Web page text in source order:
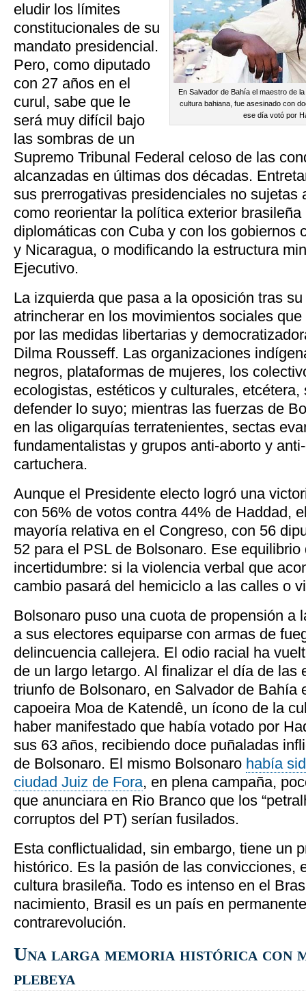
En Salvador de Bahía el maestro de
cultura bahiana, fue asesinado con
ese día votó por
eludir los límites
constitucionales de su
mandato presidencial.
Pero, como diputado
con 27 años en el
curul, sabe que le
será muy difícil bajo
las sombras de un
Supremo Tribunal Federal celoso de las
alcanzadas en últimas dos décadas.
sus prerrogativas presidenciales no sujetas
como reorientar la política exterior
diplomáticas con Cuba y con los gobiernos
y Nicaragua, o modificando la estructura
Ejecutivo.
La izquierda que pasa a la oposición tras
atrincherar en los movimientos sociales
por las medidas libertarias y
Dilma Rousseff. Las organizaciones
negros, plataformas de mujeres, los
ecologistas, estéticos y culturales, etcétera,
defender lo suyo; mientras las fuerzas de
en las oligarquías terratenientes, sectas
fundamentalistas y grupos anti-aborto y
cartuchera.
Aunque el Presidente electo logró una
con 56% de votos contra 44% de Haddad,
mayoría relativa en el Congreso, con 56
52 para el PSL de Bolsonaro. Ese
incertidumbre: si la violencia verbal que
cambio pasará del hemiciclo a las calles o
Bolsonaro puso una cuota de propensión a
a sus electores equiparse con armas de
delincuencia callejera. El odio racial ha
de un largo letargo. Al finalizar el día de las
triunfo de Bolsonaro, en Salvador de Bahía
capoeira Moa de Katendê, un ícono de la
haber manifestado que había votado por
sus 63 años, recibiendo doce puñaladas
de Bolsonaro. El mismo Bolsonaro había
ciudad Juiz de Fora, en plena campaña,
que anunciara en Rio Branco que los
corruptos del PT) serían fusilados.
Esta conflictualidad, sin embargo, tiene un
histórico. Es la pasión de las convicciones,
cultura brasileña. Todo es intenso en el
nacimiento, Brasil es un país en
contrarevolución.
Una larga memoria histórica con
plebeya